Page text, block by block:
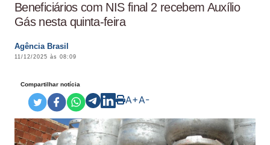
Beneficiários com NIS final 2 recebem Auxílio
Gás nesta quinta-feira
Agência Brasil
11/12/2025 às 08:09
Compartilhar notícia
A+A-